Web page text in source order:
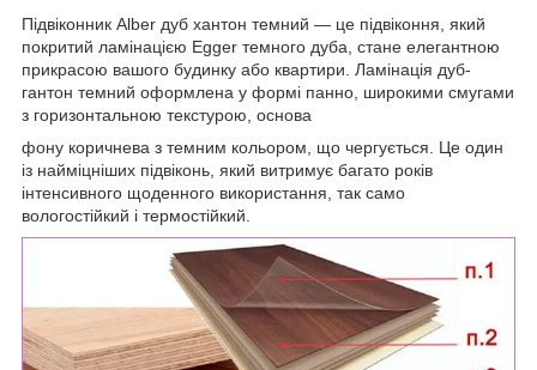
Підвіконник Alber дуб хантон темний — це підвіконня, який
покритий ламінацією Egger темного дуба, стане елегантною
прикрасою вашого будинку або квартири. Ламінація дуб-
гантон темний оформлена у формі панно, широкими смугами
з горизонтальною текстурою, основа
фону коричнева з темним кольором, що чергується. Це один
із найміцніших підвіконь, який витримує багато років
інтенсивного щоденного використання, так само
вологостійкий і термостійкий.